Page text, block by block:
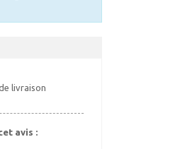
livraison
avis :